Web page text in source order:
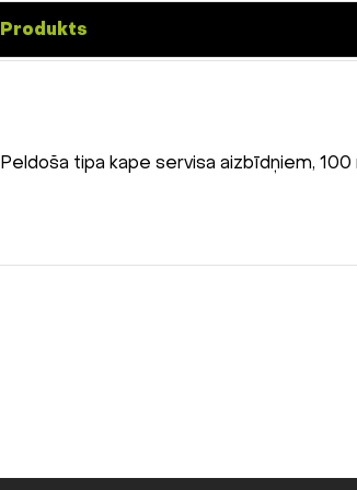
Produkts
Peldoša tipa kape servisa aizbīdņiem,